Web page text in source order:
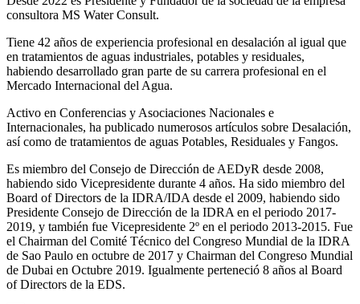
consultora MS Water Consult.
Tiene 42 años de experiencia profesional en desalación al igual que
en tratamientos de aguas industriales, potables y residuales,
habiendo desarrollado gran parte de su carrera profesional en el
Mercado Internacional del Agua.
Activo en Conferencias y Asociaciones Nacionales e
Internacionales, ha publicado numerosos artículos sobre Desalación,
así como de tratamientos de aguas Potables, Residuales y Fangos.
Es miembro del Consejo de Dirección de AEDyR desde 2008,
habiendo sido Vicepresidente durante 4 años. Ha sido miembro del
Board of Directors de la IDRA/IDA desde el 2009, habiendo sido
Presidente Consejo de Dirección de la IDRA en el periodo 2017-
2019, y también fue Vicepresidente 2º en el periodo 2013-2015. Fue
el Chairman del Comité Técnico del Congreso Mundial de la IDRA
de Sao Paulo en octubre de 2017 y Chairman del Congreso Mundial
de Dubai en Octubre 2019. Igualmente perteneció 8 años al Board
of Directors de la EDS.